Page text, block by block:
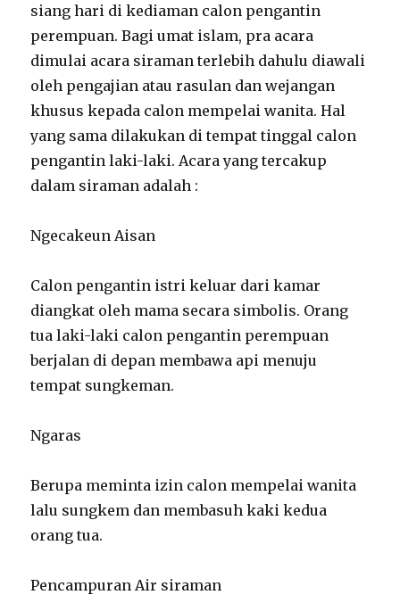
siang hari di kediaman calon pengantin
perempuan. Bagi umat islam, pra acara
dimulai acara siraman terlebih dahulu diawali
oleh pengajian atau rasulan dan wejangan
khusus kepada calon mempelai wanita. Hal
yang sama dilakukan di tempat tinggal calon
pengantin laki-laki. Acara yang tercakup
dalam siraman adalah :
Ngecakeun Aisan
Calon pengantin istri keluar dari kamar
diangkat oleh mama secara simbolis. Orang
tua laki-laki calon pengantin perempuan
berjalan di depan membawa api menuju
tempat sungkeman.
Ngaras
Berupa meminta izin calon mempelai wanita
lalu sungkem dan membasuh kaki kedua
orang tua.
Pencampuran Air siraman